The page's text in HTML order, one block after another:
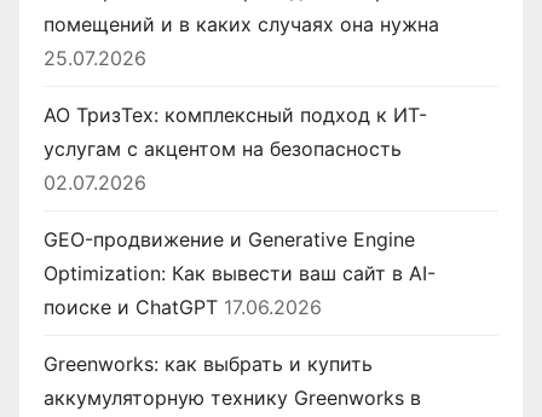
помещений и в каких случаях она нужна
25.07.2026
АО ТризТех: комплексный подход к ИТ-
услугам с акцентом на безопасность
02.07.2026
GEO-продвижение и Generative Engine
Optimization: Как вывести ваш сайт в AI-
поиске и ChatGPT 17.06.2026
Greenworks: как выбрать и купить
аккумуляторную технику Greenworks в